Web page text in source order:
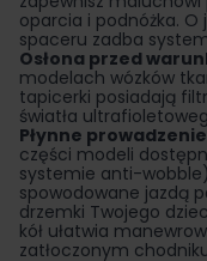
oparcia i podnóżka.
spaceru zadba
Osłona przed
modelach wózków
tapicerki posiadają
światła
Płynne
części modeli
systemie anti-
spowodowane jazdą
drzemki Twojego
kół ułatwia
zatłoczonym